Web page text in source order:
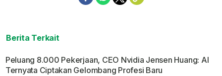
Berita Terkait
Peluang 8.000 Pekerjaan, CEO Nvidia Jensen Huang: AI
Ternyata Ciptakan Gelombang Profesi Baru